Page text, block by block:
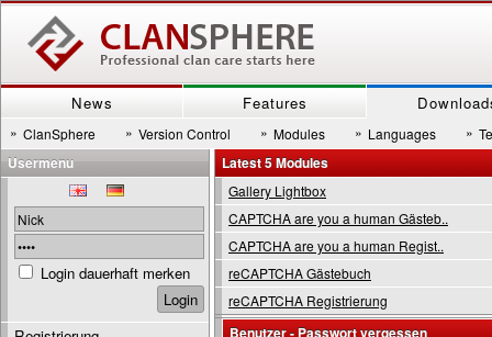
News Features
» ClanSphere » Version Control » Modules » Languages »
Latest 5 Modules
Gallery Lightbox
CAPTCHA are you a human Gästeb..
CAPTCHA are you a human Regist..
reCAPTCHA Gästebuch
reCAPTCHA Registrierung
Benutzer - Passwort vergessen
Usermenu
Login dauerhaft merken